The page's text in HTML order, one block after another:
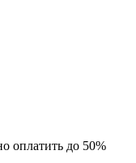
оплатить до 50%